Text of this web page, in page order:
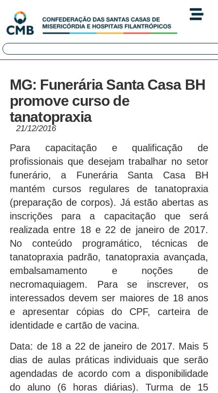
MG: Funerária Santa Casa BH
promove curso de
tanatopraxia
21/12/2016
Para capacitação e qualificação de
profissionais que desejam trabalhar no setor
funerário, a Funerária Santa Casa BH
mantém cursos regulares de tanatopraxia
(preparação de corpos). Já estão abertas as
inscrições para a capacitação que será
realizada entre 18 e 22 de janeiro de 2017.
No conteúdo programático, técnicas de
tanatopraxia padrão, tanatopraxia avançada,
embalsamamento e noções de
necromaquiagem. Para se inscrever, os
interessados devem ser maiores de 18 anos
e apresentar cópias do CPF, carteira de
identidade e cartão de vacina.
Data: de 18 a 22 de janeiro de 2017. Mais 5
dias de aulas práticas individuais que serão
agendadas de acordo com a disponibilidade
do aluno (6 horas diárias). Turma de 15